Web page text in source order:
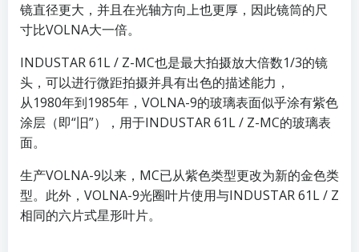
镜直径更大，并且在光轴方向上也更厚，因此镜筒的尺
寸比VOLNA大一倍。
INDUSTAR 61L / Z-MC也是最大拍摄放大倍数1/3的镜
头，可以进行微距拍摄并具有出色的描述能力，
从1980年到1985年，VOLNA-9的玻璃表面似乎涂有紫色
涂层（即“旧”），用于INDUSTAR 61L / Z-MC的玻璃表
面。
生产VOLNA-9以来，MC已从紫色类型更改为新的金色类
型。此外，VOLNA-9光圈叶片使用与INDUSTAR 61L / Z
相同的六片式星形叶片。